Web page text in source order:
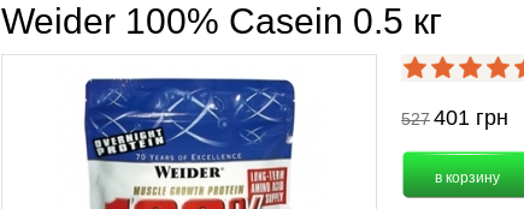
Weider 100% Casein 0.5 кг
527401 грн